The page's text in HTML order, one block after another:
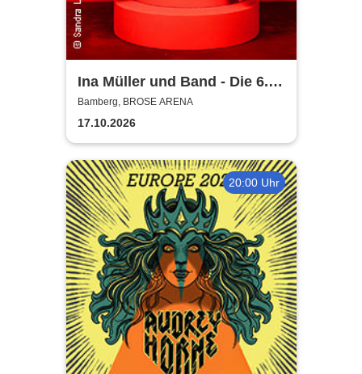
Ina Müller und Band - Die 6.0
Tour
Bamberg, BROSE ARENA
17.10.2026
20:00 Uhr